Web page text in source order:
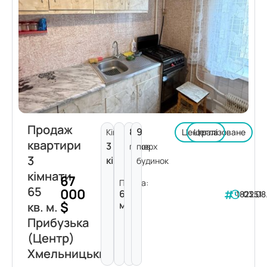
Продаж
квартири
3
кімнати
65
кв. м.
Прибузька
(Центр)
Хмельницький
67
000
$
Кімнат:
3
кімнати
Площа:
65
м²
8
поверх
9
пов.
будинок
Централізоване
Цегла
182251